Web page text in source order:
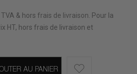
& hors frais de livraison Pour la
HT, hors frais de livraison et
AU PANIER